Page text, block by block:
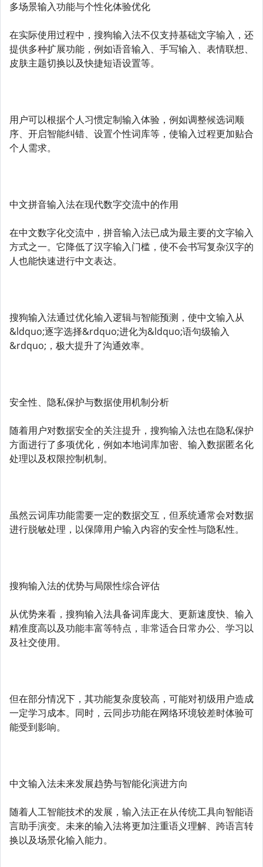
多场景输入功能与个性化体验优化
在实际使用过程中，搜狗输入法不仅支持基础文字输入，还
提供多种扩展功能，例如语音输入、手写输入、表情联想、
皮肤主题切换以及快捷短语设置等。
用户可以根据个人习惯定制输入体验，例如调整候选词顺
序、开启智能纠错、设置个性词库等，使输入过程更加贴合
个人需求。
中文拼音输入法在现代数字交流中的作用
在中文数字化交流中，拼音输入法已成为最主要的文字输入
方式之一。它降低了汉字输入门槛，使不会书写复杂汉字的
人也能快速进行中文表达。
搜狗输入法通过优化输入逻辑与智能预测，使中文输入从
&ldquo;逐字选择&rdquo;进化为&ldquo;语句级输入
&rdquo;，极大提升了沟通效率。
安全性、隐私保护与数据使用机制分析
随着用户对数据安全的关注提升，搜狗输入法也在隐私保护
方面进行了多项优化，例如本地词库加密、输入数据匿名化
处理以及权限控制机制。
虽然云词库功能需要一定的数据交互，但系统通常会对数据
进行脱敏处理，以保障用户输入内容的安全性与隐私性。
搜狗输入法的优势与局限性综合评估
从优势来看，搜狗输入法具备词库庞大、更新速度快、输入
精准度高以及功能丰富等特点，非常适合日常办公、学习以
及社交使用。
但在部分情况下，其功能复杂度较高，可能对初级用户造成
一定学习成本。同时，云同步功能在网络环境较差时体验可
能受到影响。
中文输入法未来发展趋势与智能化演进方向
随着人工智能技术的发展，输入法正在从传统工具向智能语
言助手演变。未来的输入法将更加注重语义理解、跨语言转
换以及场景化输入能力。